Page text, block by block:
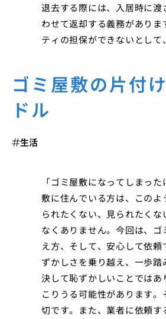
退去する際には、入居時に
わせて返却する義務があり
ティの担保ができないとして
ゴミ屋敷の片付
ドル
生活
「ゴミ屋敷になってしまっ
敷に住んでいる方は、この
られたくない、見られたく
なくありません。今回は、
え方、そして、安心して依
ずかしさを乗り越え、一歩踏
決して恥ずかしいことでは
こりうる可能性があります
切です。また、業者に依頼